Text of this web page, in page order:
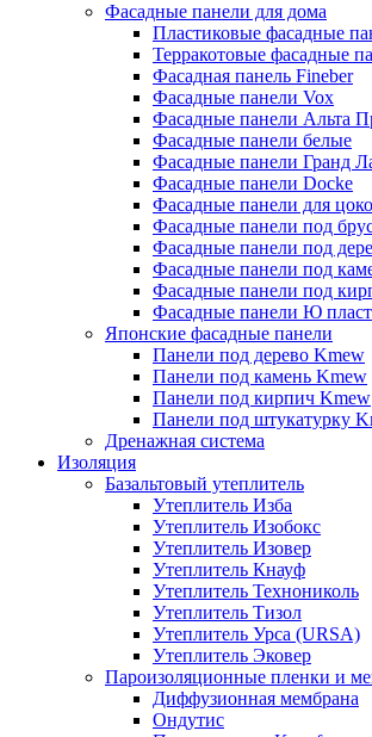
Фасадные панели для дома
Пластиковые фасадные
Терракотовые фасадные
Фасадная панель Fineber
Фасадные панели Vox
Фасадные панели Альта
Фасадные панели белые
Фасадные панели Гранд
Фасадные панели Docke
Фасадные панели для
Фасадные панели под
Фасадные панели под
Фасадные панели под
Фасадные панели под
Фасадные панели Ю пласт
Японские фасадные панели
Панели под дерево Kmew
Панели под камень Kmew
Панели под кирпич Kmew
Панели под штукатурку
Дренажная система
Изоляция
Базальтовый утеплитель
Утеплитель Изба
Утеплитель Изобокс
Утеплитель Изовер
Утеплитель Кнауф
Утеплитель Технониколь
Утеплитель Тизол
Утеплитель Урса (URSA)
Утеплитель Эковер
Пароизоляционные пленки и
Диффузионная мембрана
Ондутис